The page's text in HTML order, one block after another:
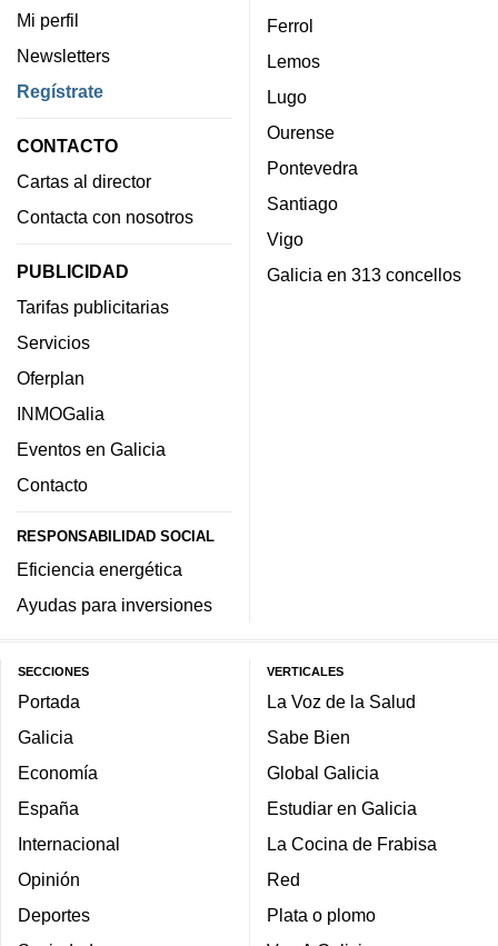
Mi perfil
Newsletters
Regístrate
CONTACTO
Cartas al director
Contacta con nosotros
PUBLICIDAD
Tarifas publicitarias
Servicios
Oferplan
INMOGalia
Eventos en Galicia
Contacto
RESPONSABILIDAD SOCIAL
Eficiencia energética
Ayudas para inversiones
Ferrol
Lemos
Lugo
Ourense
Pontevedra
Santiago
Vigo
Galicia en 313 concellos
SECCIONES
Portada
Galicia
Economía
España
Internacional
Opinión
Deportes
VERTICALES
La Voz de la Salud
Sabe Bien
Global Galicia
Estudiar en Galicia
La Cocina de Frabisa
Red
Plata o plomo